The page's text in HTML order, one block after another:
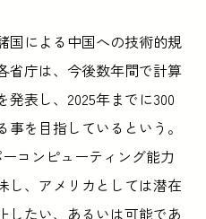
国による中国への技術的規
省庁は、今後数年間で計算
表し、2025年までに300
を目指しているという。
コンピューティング能力
し、アメリカとしては潜在
したい、あるいは可能であ